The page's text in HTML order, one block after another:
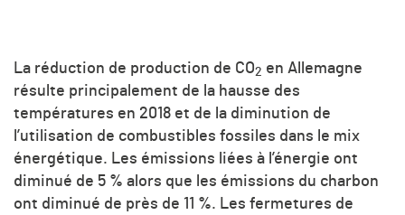
La réduction de production de CO2 en Allemagne
résulte principalement de la hausse des
températures en 2018 et de la diminution de
l’utilisation de combustibles fossiles dans le mix
énergétique. Les émissions liées à l’énergie ont
diminué de 5 % alors que les émissions du charbon
ont diminué de près de 11 %. Les fermetures de